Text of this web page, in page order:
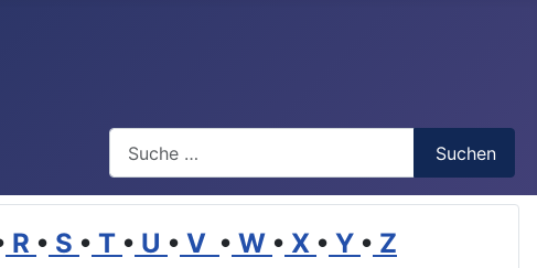
Suchen
R • S • T • U • V • W • X • Y • Z